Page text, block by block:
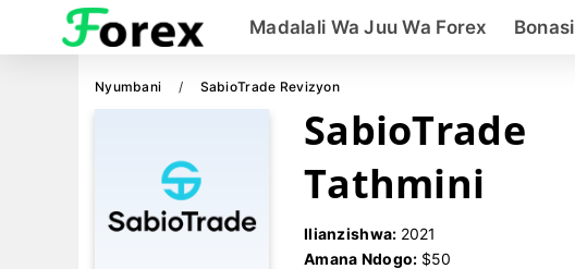
Madalali Wa Juu Wa Forex Bonasi
Nyumbani SabioTrade Revizyon
SabioTrade
Tathmini
Ilianzishwa: 2021
Amana Ndogo: $50